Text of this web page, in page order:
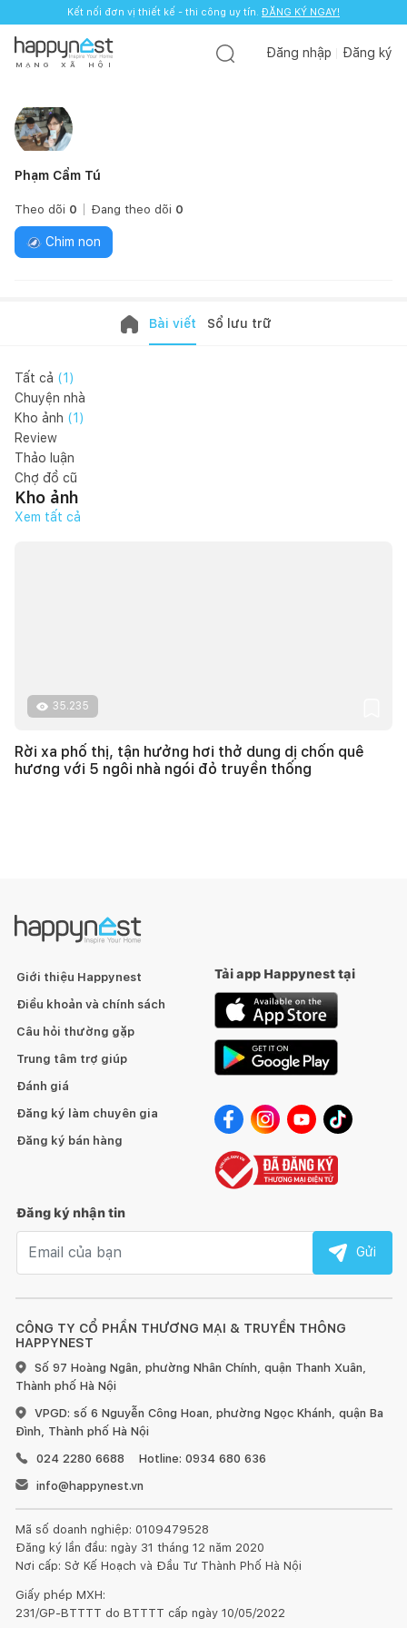
Kết nối đơn vị thiết kế - thi công uy tín. ĐĂNG KÝ NGAY!
M Ạ N G X Ã H Ộ I
Đăng nhập Đăng ký
Phạm Cẩm Tú
Theo dõi 0 Đang theo dõi 0
Chim non
Bài viết Sổ lưu trữ
Tất cả (1 )
Chuyện nhà
Kho ảnh (1 )
Review
Thảo luận
Chợ đồ cũ
Kho ảnh
Xem tất cả
35.235
Rời xa phố thị, tận hưởng hơi thở dung dị chốn quê
hương với 5 ngôi nhà ngói đỏ truyền thống
CÔNG TY CỔ PHẦN THƯƠNG MẠI & TRUYỀN THÔNG
HAPPYNEST
Số 97 Hoàng Ngân, phường Nhân Chính, quận Thanh Xuân,
Thành phố Hà Nội
VPGD: số 6 Nguyễn Công Hoan, phường Ngọc Khánh, quận Ba
Đình, Thành phố Hà Nội
024 2280 6688
Hotline: 0934 680 636
info@happynest.vn
Mã số doanh nghiệp: 0109479528
Đăng ký lần đầu: ngày 31 tháng 12 năm 2020
Nơi cấp: Sở Kế Hoạch và Đầu Tư Thành Phố Hà Nội
Giấy phép MXH:
231/GP-BTTTT do BTTTT cấp ngày 10/05/2022
Giới thiệu Happynest
Điều khoản và chính sách
Câu hỏi thường gặp
Trung tâm trợ giúp
Đánh giá
Đăng ký làm chuyên gia
Đăng ký bán hàng
Tải app Happynest tại
Đăng ký nhận tin
Gửi